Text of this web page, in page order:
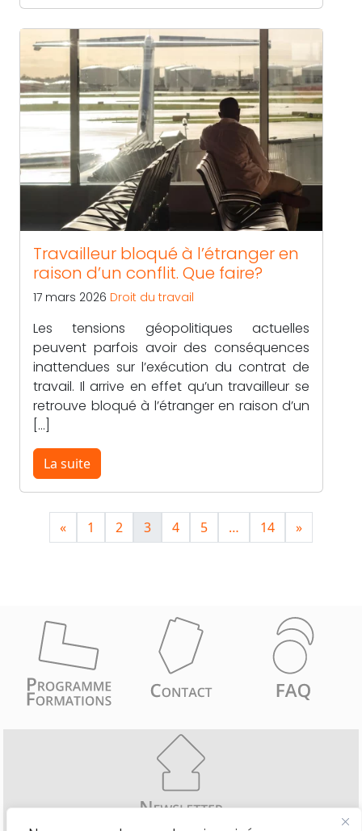
Travailleur bloqué à l’étranger en
raison d’un conflit. Que faire?
17 mars 2026 Droit du travail
Les tensions géopolitiques actuelles
peuvent parfois avoir des conséquences
inattendues sur l’exécution du contrat de
travail. Il arrive en effet qu’un travailleur se
retrouve bloqué à l’étranger en raison d’un
[…]
La suite
« 1 2 3 4 5 … 14 »